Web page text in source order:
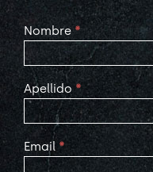
Contact
Us
Nombre *
Apellido *
Email *